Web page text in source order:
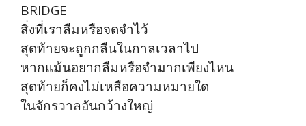
BRIDGE
สิ่งที่เราลืมหรือจดจำไว้
สุดท้ายจะถูกกลืนในกาลเวลาไป
หากแม้นอยากลืมหรือจำมากเพียงไหน
สุดท้ายก็คงไม่เหลือความหมายใด
ในจักรวาลอันกว้างใหญ่